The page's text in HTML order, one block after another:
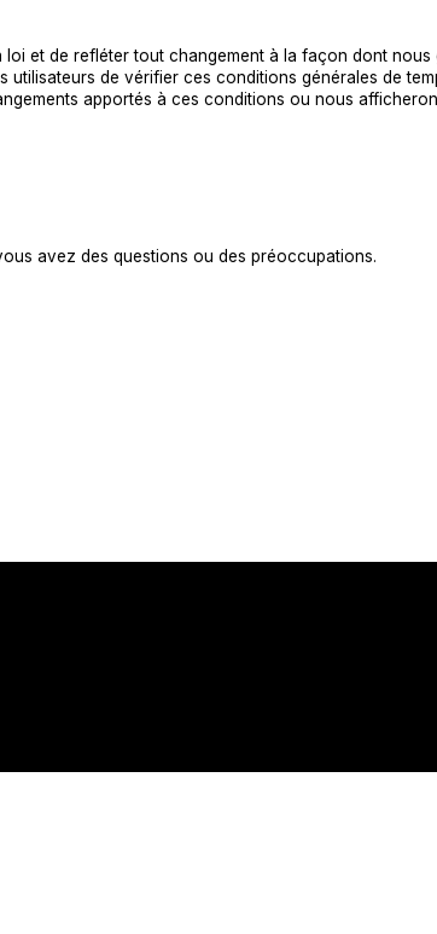
et de refléter tout changement à la façon dont
de vérifier ces conditions générales de
apportés à ces conditions ou nous
avez des questions ou des préoccupations.